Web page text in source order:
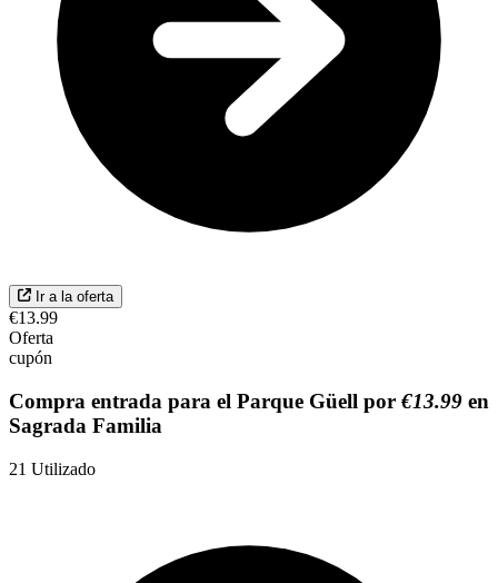
Ir a la oferta
€13.99
Oferta
cupón
Compra entrada para el Parque Güell por €13.99 en
Sagrada Familia
21 Utilizado